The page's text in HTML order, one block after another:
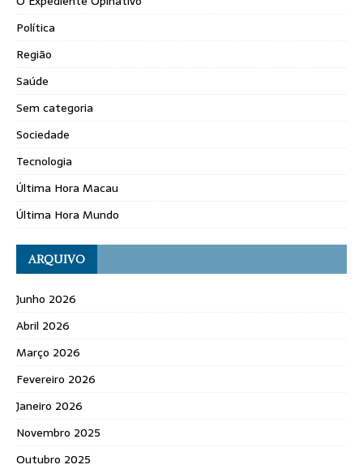
Política
Região
Saúde
Sem categoria
Sociedade
Tecnologia
Última Hora Macau
Última Hora Mundo
ARQUIVO
Junho 2026
Abril 2026
Março 2026
Fevereiro 2026
Janeiro 2026
Novembro 2025
Outubro 2025